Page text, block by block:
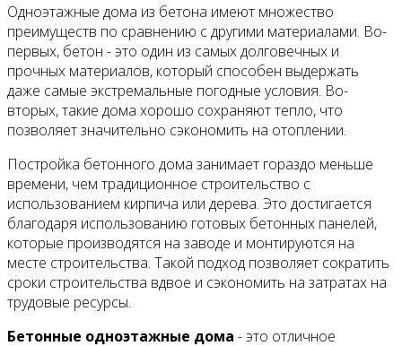
Одноэтажные дома из бетона имеют множество
преимуществ по сравнению с другими материалами. Во-
первых, бетон - это один из самых долговечных и
прочных материалов, который способен выдержать
даже самые экстремальные погодные условия. Во-
вторых, такие дома хорошо сохраняют тепло, что
позволяет значительно сэкономить на отоплении.
Постройка бетонного дома занимает гораздо меньше
времени, чем традиционное строительство с
использованием кирпича или дерева. Это достигается
благодаря использованию готовых бетонных панелей,
которые производятся на заводе и монтируются на
месте строительства. Такой подход позволяет сократить
сроки строительства вдвое и сэкономить на затратах на
трудовые ресурсы.
Бетонные одноэтажные дома - это отличное